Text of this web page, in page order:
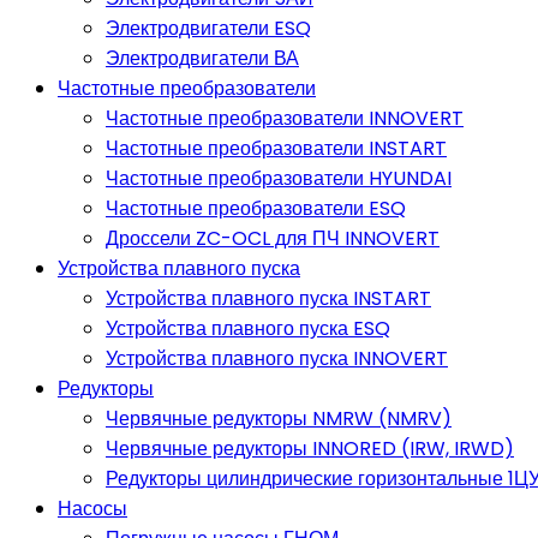
Электродвигатели ESQ
Электродвигатели ВА
Частотные преобразователи
Частотные преобразователи INNOVERT
Частотные преобразователи INSTART
Частотные преобразователи HYUNDAI
Частотные преобразователи ESQ
Дроссели ZC-OCL для ПЧ INNOVERT
Устройства плавного пуска
Устройства плавного пуска INSTART
Устройства плавного пуска ESQ
Устройства плавного пуска INNOVERT
Редукторы
Червячные редукторы NMRW (NMRV)
Червячные редукторы INNORED (IRW, IRWD)
Редукторы цилиндрические горизонтальные
Насосы